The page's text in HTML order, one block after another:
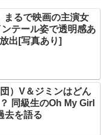
まるで映画の主演女
テール姿で透明感あ
出[写真あり]
）V＆ジミンはどん
同級生のOh My Girl
去を語る